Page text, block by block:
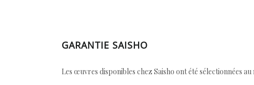
GARANTIE SAISHO
Les œuvres disponibles chez Saisho ont été sélectionnées